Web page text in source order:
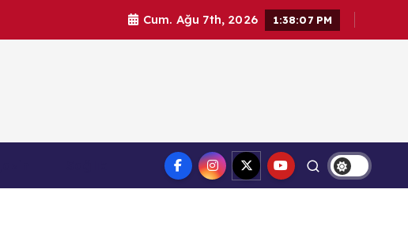
Cum. Ağu 7th, 2026 1:38:07 PM
ve yerel haberler. Doğrulanmış kaynaklar, tarafsız içerik ve
güvenilir haber deneyimi.